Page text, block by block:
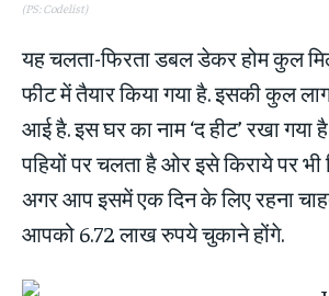
(PS: Codelist)
यह चलता-फिरता डबल डेकर होम कुल
फीट में तैयार किया गया है. इसकी कुल
आई है. इस घर का नाम ‘द हीट’ रखा गया
पहियों पर चलता है ओर इसे किराये पर भी
अगर आप इसमें एक दिन के लिए रहना
आपको 6.72 लाख रुपये चुकाने होंगे.